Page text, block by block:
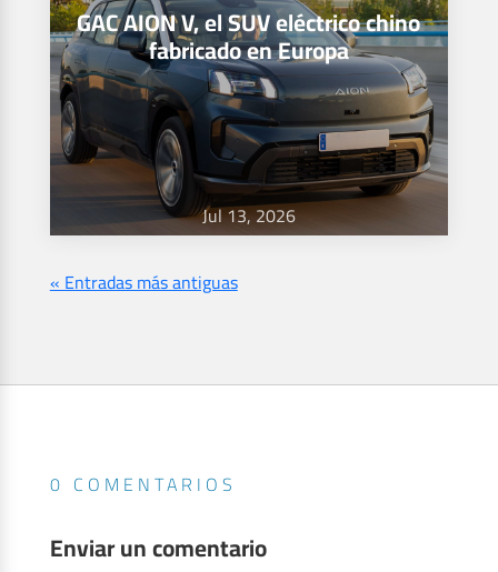
GAC AION V, el SUV eléctrico chino
fabricado en Europa
Jul 13, 2026
« Entradas más antiguas
0 COMENTARIOS
Enviar un comentario